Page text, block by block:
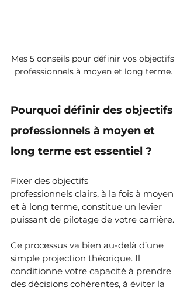
Mes 5 conseils pour définir vos objectifs
professionnels à moyen et long terme.
Pourquoi définir des objectifs
professionnels à moyen et
long terme est essentiel ?
Fixer des objectifs
professionnels clairs, à la fois à moyen
et à long terme, constitue un levier
puissant de pilotage de votre carrière.
Ce processus va bien au-delà d’une
simple projection théorique. Il
conditionne votre capacité à prendre
des décisions cohérentes, à éviter la